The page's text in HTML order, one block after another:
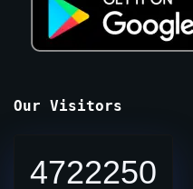
Our Visitors
4722250